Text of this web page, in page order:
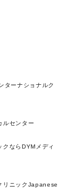
ターナショナルク
ルセンター
ならDYMメディ
リニックJapanese